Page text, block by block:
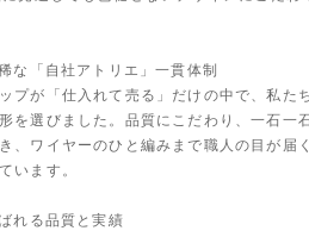
な「自社アトリエ」一貫体制
プが「仕入れて売る」だけの中で、私た
を選びました。品質にこだわり、一石一
、ワイヤーのひと編みまで職人の目が届
います。
れる品質と実績